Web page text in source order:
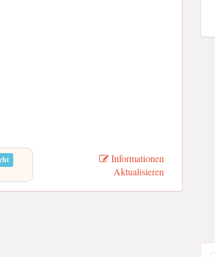
Informationen
Aktualisieren